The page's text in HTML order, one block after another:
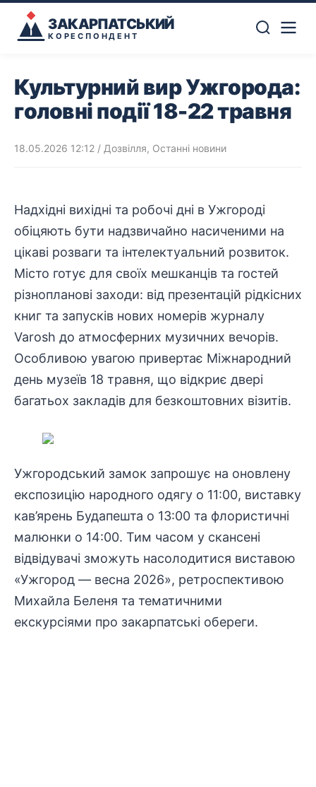
ЗАКАРПАТСЬКИЙ
КОРЕСПОНДЕНТ
Культурний вир Ужгорода:
головні події 18-22 травня
18.05.2026 12:12 / Дозвілля, Останні новини
Надхідні вихідні та робочі дні в Ужгороді
обіцяють бути надзвичайно насиченими на
цікаві розваги та інтелектуальний розвиток.
Місто готує для своїх мешканців та гостей
різнопланові заходи: від презентацій рідкісних
книг та запусків нових номерів журналу
Varosh до атмосферних музичних вечорів.
Особливою увагою привертає Міжнародний
день музеїв 18 травня, що відкриє двері
багатьох закладів для безкоштовних візитів.
Ужгородський замок запрошує на оновлену
експозицію народного одягу о 11:00, виставку
кав’ярень Будапешта о 13:00 та флористичні
малюнки о 14:00. Тим часом у скансені
відвідувачі зможуть насолодитися виставою
«Ужгород — весна 2026», ретроспективою
Михайла Беленя та тематичними
екскурсіями про закарпатські обереги.